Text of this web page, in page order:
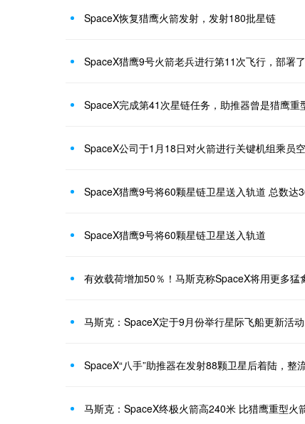
SpaceX恢复猎鹰火箭发射，发射180批星链
SpaceX猎鹰9号火箭老兵进行第11次飞行，部署
SpaceX完成第41次星链任务，助推器曾是猎鹰重
SpaceX公司于1月18日对火箭进行关键机组乘员
SpaceX猎鹰9号将60颗星链卫星送入轨道 总数达
SpaceX猎鹰9号将60颗星链卫星送入轨道
有效载荷增加50％！马斯克称SpaceX将用更多猛
马斯克：SpaceX定于9月份举行星际飞船更新活
SpaceX“八手”助推器在发射88颗卫星后着陆，整
马斯克：SpaceX终极火箭高240米 比猎鹰重型火